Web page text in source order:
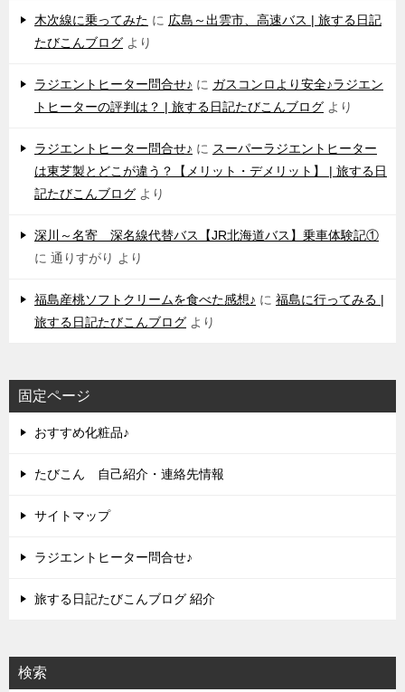
木次線に乗ってみた に 広島～出雲市、高速バス | 旅する日記
たびこんブログ より
ラジエントヒーター問合せ♪ に ガスコンロより安全♪ラジエン
トヒーターの評判は？ | 旅する日記たびこんブログ より
ラジエントヒーター問合せ♪ に スーパーラジエントヒーター
は東芝製とどこが違う？【メリット・デメリット】 | 旅する日
記たびこんブログ より
深川～名寄 深名線代替バス【JR北海道バス】乗車体験記①
に 通りすがり より
福島産桃ソフトクリームを食べた感想♪ に 福島に行ってみる |
旅する日記たびこんブログ より
固定ページ
おすすめ化粧品♪
たびこん 自己紹介・連絡先情報
サイトマップ
ラジエントヒーター問合せ♪
旅する日記たびこんブログ 紹介
検索